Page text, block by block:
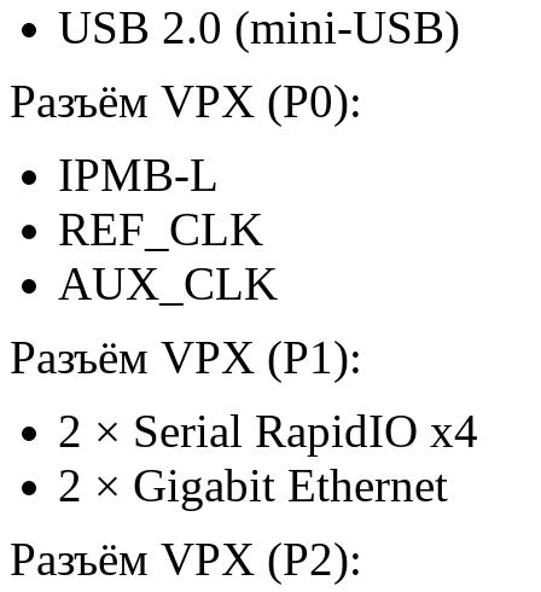
USB 2.0 (mini-USB)
Разъём VPX (P0):
IPMB-L
REF_CLK
AUX_CLK
Разъём VPX (P1):
2 × Serial RapidIO x4
2 × Gigabit Ethernet
Разъём VPX (P2):